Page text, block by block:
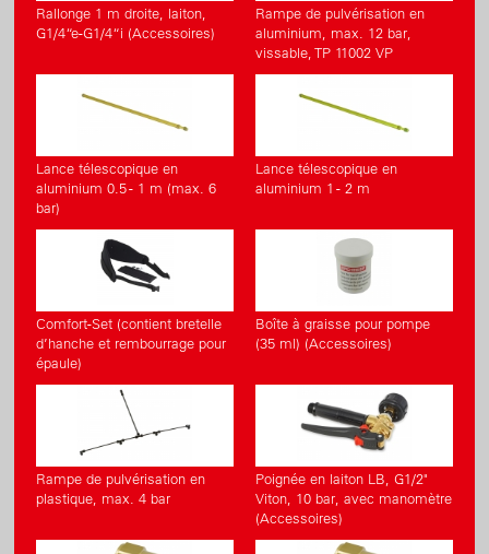
Rallonge 1 m droite, laiton,
G1/4“e-G1/4“i (Accessoires)
Rampe de pulvérisation en
aluminium, max. 12 bar,
vissable, TP 11002 VP
Lance télescopique en
aluminium 0.5 - 1 m (max. 6
bar)
Lance télescopique en
aluminium 1 - 2 m
Comfort-Set (contient bretelle
d’hanche et rembourrage pour
épaule)
Boîte à graisse pour pompe
(35 ml) (Accessoires)
Rampe de pulvérisation en
plastique, max. 4 bar
Poignée en laiton LB, G1/2"
Viton, 10 bar, avec manomètre
(Accessoires)